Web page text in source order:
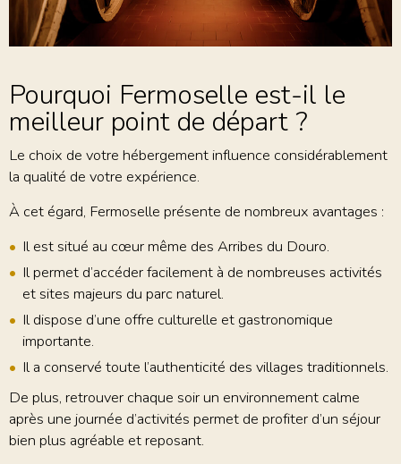
Pourquoi Fermoselle est-il le
meilleur point de départ ?
Le choix de votre hébergement influence considérablement
la qualité de votre expérience.
À cet égard, Fermoselle présente de nombreux avantages :
Il est situé au cœur même des Arribes du Douro.
Il permet d’accéder facilement à de nombreuses activités
et sites majeurs du parc naturel.
Il dispose d’une offre culturelle et gastronomique
importante.
Il a conservé toute l’authenticité des villages traditionnels.
De plus, retrouver chaque soir un environnement calme
après une journée d’activités permet de profiter d’un séjour
bien plus agréable et reposant.